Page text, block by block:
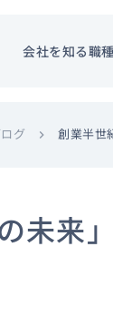
グ chevron_right 創業半世
会社を知る職
未来」